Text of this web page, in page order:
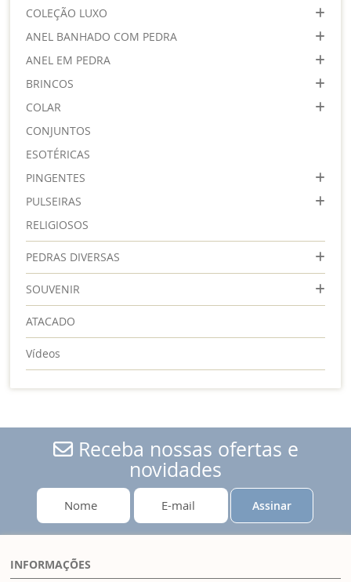
COLEÇÃO LUXO
ANEL BANHADO COM PEDRA
ANEL EM PEDRA
BRINCOS
COLAR
CONJUNTOS
ESOTÉRICAS
PINGENTES
PULSEIRAS
RELIGIOSOS
PEDRAS DIVERSAS
SOUVENIR
ATACADO
Vídeos
Receba nossas ofertas e
novidades
Assinar
INFORMAÇÕES